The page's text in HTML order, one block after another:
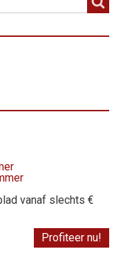
vanaf slechts €
Profiteer nu!